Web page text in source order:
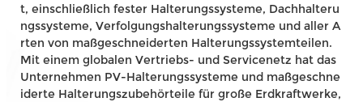
t, einschließlich fester Halterungssysteme, Dachhalteru
ngssysteme, Verfolgungshalterungssysteme und aller A
rten von maßgeschneiderten Halterungssystemteilen.
Mit einem globalen Vertriebs- und Servicenetz hat das
Unternehmen PV-Halterungssysteme und maßgeschne
iderte Halterungszubehörteile für große Erdkraftwerke,